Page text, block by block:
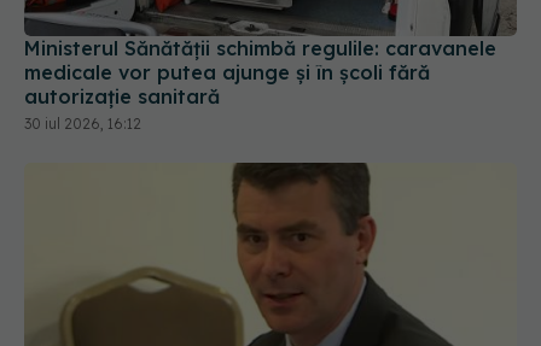
Ministerul Sănătății schimbă regulile: caravanele
medicale vor putea ajunge și în școli fără
autorizație sanitară
30 iul 2026, 16:12